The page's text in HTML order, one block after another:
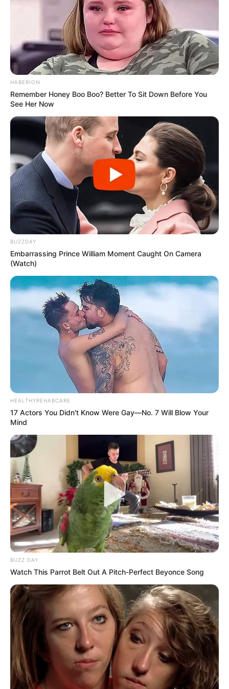
Είπε: «Η βοήθεια που είχε υποσχεθεί ο Πρόεδρος
των Ηνωμένων Πολιτειών στον γενναίο λαό του
Ιράν έχει πλέον φτάσει. Πρόκειται για μια
ανθρωπιστική παρέμβαση και ο στόχος της είναι
η Ισλαμική Δημοκρατία, ο μηχανισμός καταστολής
της και ο μηχανισμός δολοφονίας της, όχι η χώρα
και το μεγάλο έθνος του Ιράν.. Ωστόσο, παρά την
άφιξη αυτής της βοήθειας, η τελική νίκη θα
επιτευχθεί από εμάς. Είμαστε εμείς, ο λαός του
Ιράν, που θα ολοκληρώσουμε αυτό το έργο σε αυτή
την τελική μάχη. Η ώρα να επιστρέψουμε στους
δρόμους πλησιάζει.».
HABERION
Remember Honey Boo Boo? Better To Sit Down Before You
See Her Now
BUZZDAY
Embarrassing Prince William Moment Caught On Camera
(Watch)
HEALTHYREHABCARE
17 Actors You Didn't Know Were Gay—No. 7 Will Blow Your
Mind
BUZZ DAY
Watch This Parrot Belt Out A Pitch-Perfect Beyonce Song